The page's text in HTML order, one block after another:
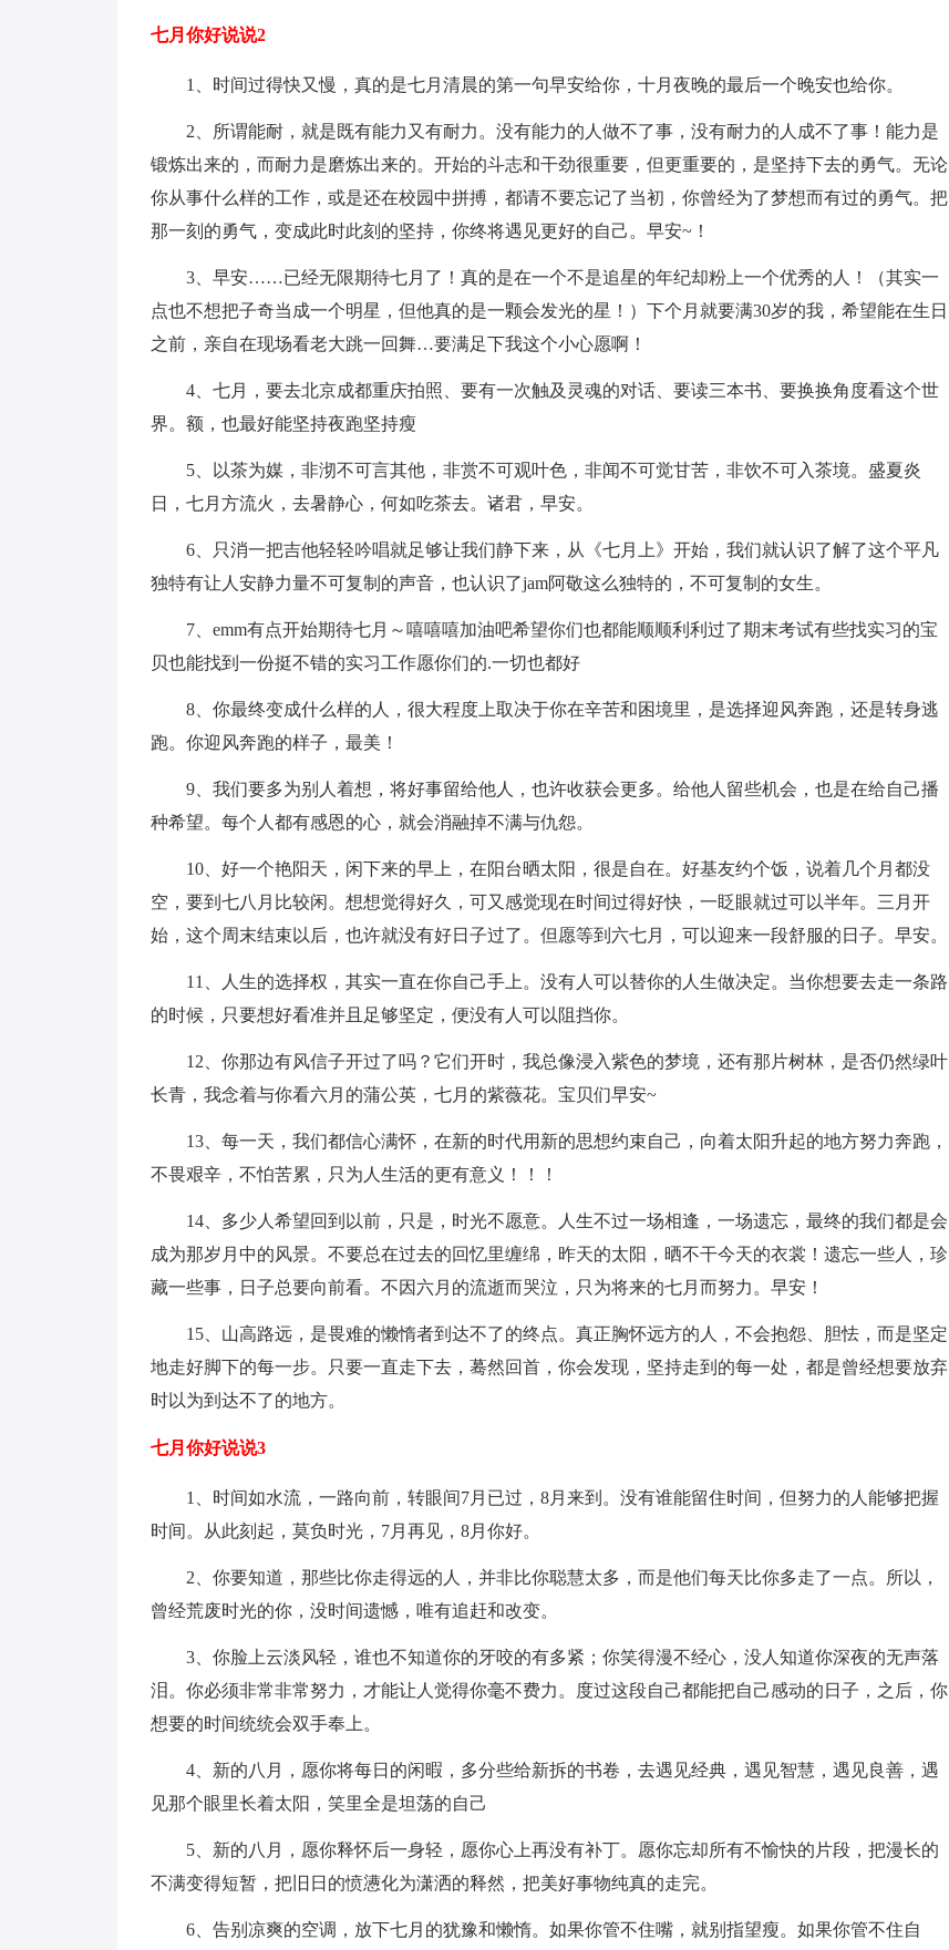
七月你好说说2
1、时间过得快又慢，真的是七月清晨的第一句早安给你，十月夜晚的最后一个晚安也给你。
2、所谓能耐，就是既有能力又有耐力。没有能力的人做不了事，没有耐力的人成不了事！能力是
锻炼出来的，而耐力是磨炼出来的。开始的斗志和干劲很重要，但更重要的，是坚持下去的勇气。无论
你从事什么样的工作，或是还在校园中拼搏，都请不要忘记了当初，你曾经为了梦想而有过的勇气。把
那一刻的勇气，变成此时此刻的坚持，你终将遇见更好的自己。早安~！
3、早安……已经无限期待七月了！真的是在一个不是追星的年纪却粉上一个优秀的人！（其实一
点也不想把子奇当成一个明星，但他真的是一颗会发光的星！）下个月就要满30岁的我，希望能在生日
之前，亲自在现场看老大跳一回舞…要满足下我这个小心愿啊！
4、七月，要去北京成都重庆拍照、要有一次触及灵魂的对话、要读三本书、要换换角度看这个世
界。额，也最好能坚持夜跑坚持瘦
5、以茶为媒，非沏不可言其他，非赏不可观叶色，非闻不可觉甘苦，非饮不可入茶境。盛夏炎
日，七月方流火，去暑静心，何如吃茶去。诸君，早安。
6、只消一把吉他轻轻吟唱就足够让我们静下来，从《七月上》开始，我们就认识了解了这个平凡
独特有让人安静力量不可复制的声音，也认识了jam阿敬这么独特的，不可复制的女生。
7、emm有点开始期待七月～嘻嘻嘻加油吧希望你们也都能顺顺利利过了期末考试有些找实习的宝
贝也能找到一份挺不错的实习工作愿你们的.一切也都好
8、你最终变成什么样的人，很大程度上取决于你在辛苦和困境里，是选择迎风奔跑，还是转身逃
跑。你迎风奔跑的样子，最美！
9、我们要多为别人着想，将好事留给他人，也许收获会更多。给他人留些机会，也是在给自己播
种希望。每个人都有感恩的心，就会消融掉不满与仇怨。
10、好一个艳阳天，闲下来的早上，在阳台晒太阳，很是自在。好基友约个饭，说着几个月都没
空，要到七八月比较闲。想想觉得好久，可又感觉现在时间过得好快，一眨眼就过可以半年。三月开
始，这个周末结束以后，也许就没有好日子过了。但愿等到六七月，可以迎来一段舒服的日子。早安。
11、人生的选择权，其实一直在你自己手上。没有人可以替你的人生做决定。当你想要去走一条路
的时候，只要想好看准并且足够坚定，便没有人可以阻挡你。
12、你那边有风信子开过了吗？它们开时，我总像浸入紫色的梦境，还有那片树林，是否仍然绿叶
长青，我念着与你看六月的蒲公英，七月的紫薇花。宝贝们早安~
13、每一天，我们都信心满怀，在新的时代用新的思想约束自己，向着太阳升起的地方努力奔跑，
不畏艰辛，不怕苦累，只为人生活的更有意义！！！
14、多少人希望回到以前，只是，时光不愿意。人生不过一场相逢，一场遗忘，最终的我们都是会
成为那岁月中的风景。不要总在过去的回忆里缠绵，昨天的太阳，晒不干今天的衣裳！遗忘一些人，珍
藏一些事，日子总要向前看。不因六月的流逝而哭泣，只为将来的七月而努力。早安！
15、山高路远，是畏难的懒惰者到达不了的终点。真正胸怀远方的人，不会抱怨、胆怯，而是坚定
地走好脚下的每一步。只要一直走下去，蓦然回首，你会发现，坚持走到的每一处，都是曾经想要放弃
时以为到达不了的地方。
七月你好说说3
1、时间如水流，一路向前，转眼间7月已过，8月来到。没有谁能留住时间，但努力的人能够把握
时间。从此刻起，莫负时光，7月再见，8月你好。
2、你要知道，那些比你走得远的人，并非比你聪慧太多，而是他们每天比你多走了一点。所以，
曾经荒废时光的你，没时间遗憾，唯有追赶和改变。
3、你脸上云淡风轻，谁也不知道你的牙咬的有多紧；你笑得漫不经心，没人知道你深夜的无声落
泪。你必须非常非常努力，才能让人觉得你毫不费力。度过这段自己都能把自己感动的日子，之后，你
想要的时间统统会双手奉上。
4、新的八月，愿你将每日的闲暇，多分些给新拆的书卷，去遇见经典，遇见智慧，遇见良善，遇
见那个眼里长着太阳，笑里全是坦荡的自己
5、新的八月，愿你释怀后一身轻，愿你心上再没有补丁。愿你忘却所有不愉快的片段，把漫长的
不满变得短暂，把旧日的愤懑化为潇洒的释然，把美好事物纯真的走完。
6、告别凉爽的空调，放下七月的犹豫和懒惰。如果你管不住嘴，就别指望瘦。如果你管不住自